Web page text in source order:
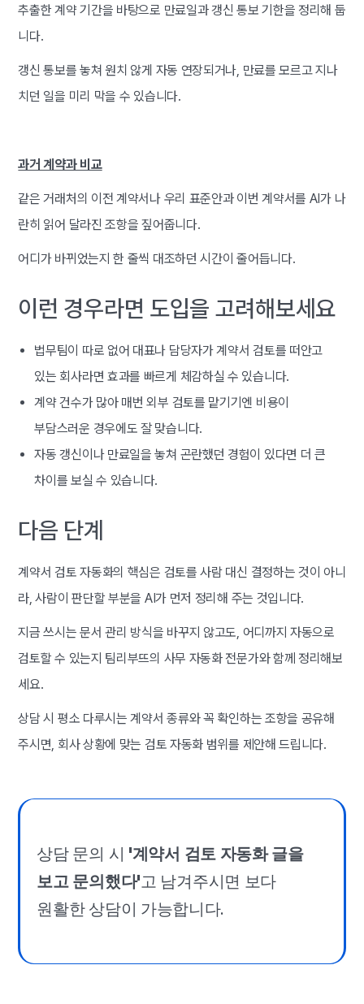
추출한 계약 기간을 바탕으로 만료일과 갱신 통보 기한을 정리해 둡
니다.
갱신 통보를 놓쳐 원치 않게 자동 연장되거나, 만료를 모르고 지나
치던 일을 미리 막을 수 있습니다.
과거 계약과 비교
같은 거래처의 이전 계약서나 우리 표준안과 이번 계약서를 AI가 나
란히 읽어 달라진 조항을 짚어줍니다.
어디가 바뀌었는지 한 줄씩 대조하던 시간이 줄어듭니다.
이런 경우라면 도입을 고려해보세요
법무팀이 따로 없어 대표나 담당자가 계약서 검토를 떠안고
있는 회사라면 효과를 빠르게 체감하실 수 있습니다.
계약 건수가 많아 매번 외부 검토를 맡기기엔 비용이
부담스러운 경우에도 잘 맞습니다.
자동 갱신이나 만료일을 놓쳐 곤란했던 경험이 있다면 더 큰
차이를 보실 수 있습니다.
다음 단계
계약서 검토 자동화의 핵심은 검토를 사람 대신 결정하는 것이 아니
라, 사람이 판단할 부분을 AI가 먼저 정리해 주는 것입니다.
지금 쓰시는 문서 관리 방식을 바꾸지 않고도, 어디까지 자동으로
검토할 수 있는지 팀리부뜨의 사무 자동화 전문가와 함께 정리해보
세요.
상담 시 평소 다루시는 계약서 종류와 꼭 확인하는 조항을 공유해
주시면, 회사 상황에 맞는 검토 자동화 범위를 제안해 드립니다.
상담 문의 시 '계약서 검토 자동화 글을
보고 문의했다'고 남겨주시면 보다
원활한 상담이 가능합니다.